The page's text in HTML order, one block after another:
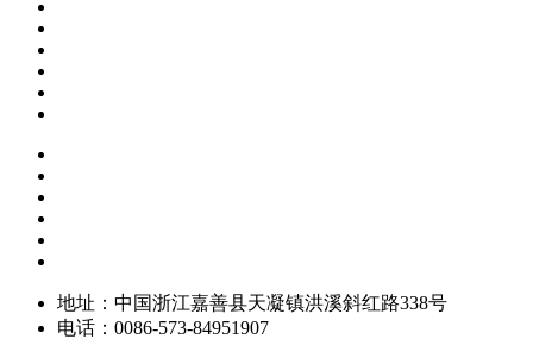
地址：中国浙江嘉善县天凝镇洪溪斜红路338号
电话：0086-573-84951907